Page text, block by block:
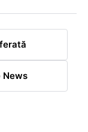
News